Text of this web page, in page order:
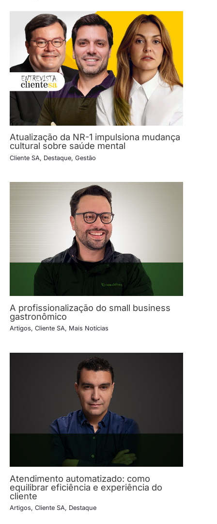
Atualização da NR-1 impulsiona mudança
cultural sobre saúde mental
Cliente SA, Destaque, Gestão
A profissionalização do small business
gastronômico
Artigos, Cliente SA, Mais Notícias
Atendimento automatizado: como
equilibrar eficiência e experiência do
cliente
Artigos, Cliente SA, Destaque